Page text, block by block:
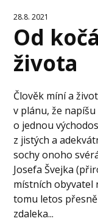
28.8. 2021
Od
života
Člověk míní a
v plánu, že
o jednou
z jistých a
sochy onoho
Josefa Švejka
místních obyvatel
tomu letos
zdaleka...